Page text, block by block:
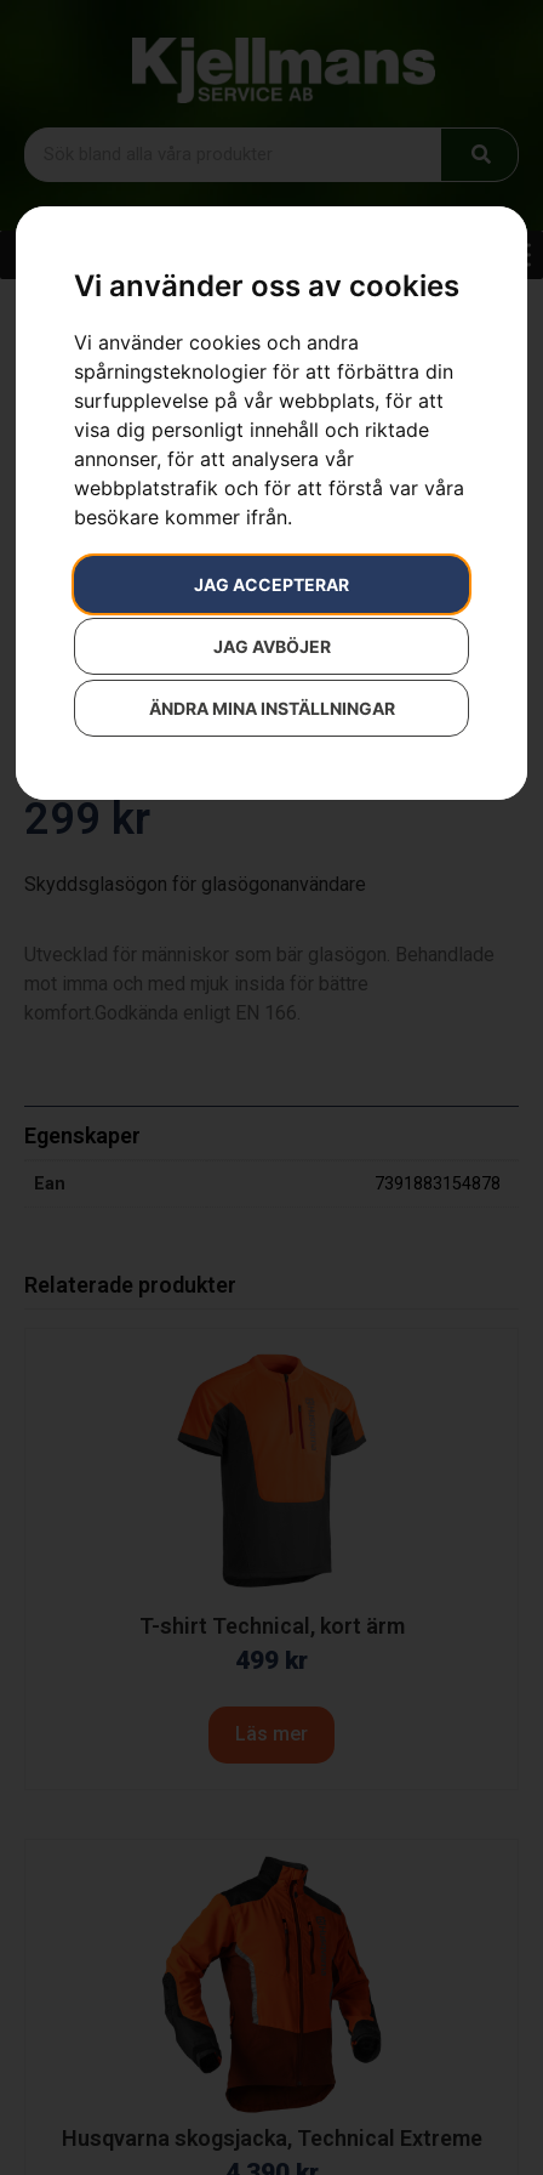
Vi använder oss av cookies
Vi använder cookies och andra
spårningsteknologier för att förbättra din
surfupplevelse på vår webbplats, för att
visa dig personligt innehåll och riktade
annonser, för att analysera vår
webbplatstrafik och för att förstå var våra
besökare kommer ifrån.
JAG ACCEPTERAR
JAG AVBÖJER
ÄNDRA MINA INSTÄLLNINGAR
Skyddsglasögon, Goggles
Artikelnummer:
299 kr
Skyddsglasögon för glasögonanvändare
Utvecklad för människor som bär glasögon. Behandlade
mot imma och med mjuk insida för bättre
komfort.Godkända enligt EN 166.
Egenskaper
Ean 7391883154878
Relaterade produkter
T-shirt Technical, kort ärm
499 kr
Läs mer
Husqvarna skogsjacka, Technical Extreme